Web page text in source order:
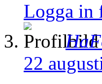
Logga in
22